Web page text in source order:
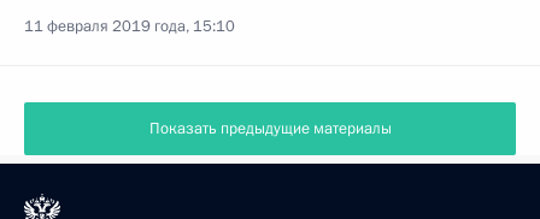
11 февраля 2019 года, 15:10
Показать предыдущие материалы